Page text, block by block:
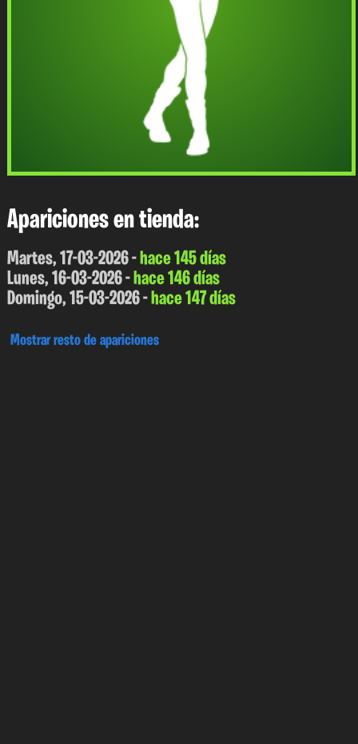
Apariciones en tienda:
Martes, 17-03-2026 -hace 145 días
Lunes, 16-03-2026 -hace 146 días
Domingo, 15-03-2026 -hace 147 días
Mostrar resto de apariciones